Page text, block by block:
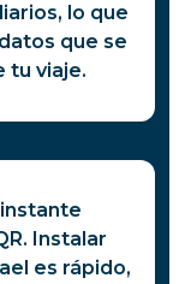
lo que
que se
tu viaje.
Instalar
es rápido,